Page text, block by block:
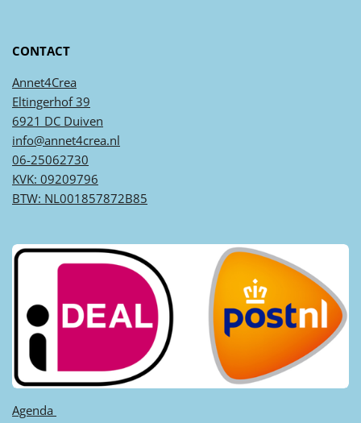
CONTACT
Annet4Crea
Eltingerhof 39
6921 DC Duiven
info@annet4crea.nl
06-25062730
KVK: 09209796
BTW: NL001857872B85
Agenda ​